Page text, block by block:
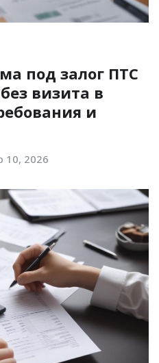
под залог ПТС
визита в
и
10, 2026